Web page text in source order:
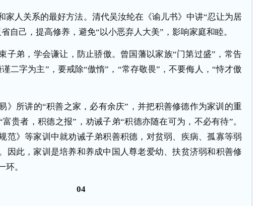
人关系的最好方法。清代吴汝纶在《谕儿书》中讲“忍让为居
自己，提高修养，避免“以小恶弃人大美”，影响家庭和睦。
弟，学会谦让，防止骄傲。曾国藩以家族“门第过盛”，常告
二字为主”，要戒除“傲惰”，“常存敬畏”，不要侮人，“恃才傲
所讲的“积善之家，必有余庆”，并把积善修德作为家训的重
贵者，积德之报”，劝诫子弟“积德亦随在可为，不必有待”。
范》等家训中就劝诫子弟积善积德，对贫弱、疾病、孤寡等弱
因此，家训是培养和养成中国人尊老爱幼、扶贫济弱和积善修
环。
04